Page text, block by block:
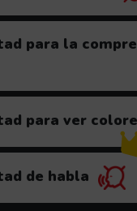
para la
para ver
de habla
es